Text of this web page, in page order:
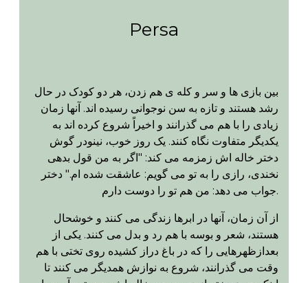
Persa
بین بازی ها و سر و کله ی هم زدن، هر دو کودک در حال
رشد هستند و تازه به سن نوجوانی رسیده اند. آنها زمان
زیادی را با هم می گذرانند و اخیراً شروع کرده اند به
یکدیگر متفاوت نگاه کنند. یک روز خوب، نینودر گوش
دختر خاله اش زمزمه می کند: "اگر به من قول بدهی
نخندی، رازی را به تو می گویم: عاشقت شده ام." دختر
جواب می دهد: من هم تو را دوست دارم.
از آن زمان، آنها در ابرها زندگی می کنند و خوشحال
هستند، شعر و بوسه با هم رد و بدل می کنند. یکی از
بعدازظهرهایی را که در باغ دراز کشیده روی تختی با هم
وقت می گذرانند، شروع به نوازش همدیگر می کنند تا